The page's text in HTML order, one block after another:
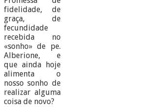
fidelidade, de
graça, de
fecundidade
recebida no
«sonho» de pe.
Alberione, e
que ainda hoje
alimenta o
nosso sonho de
realizar alguma
coisa de novo?